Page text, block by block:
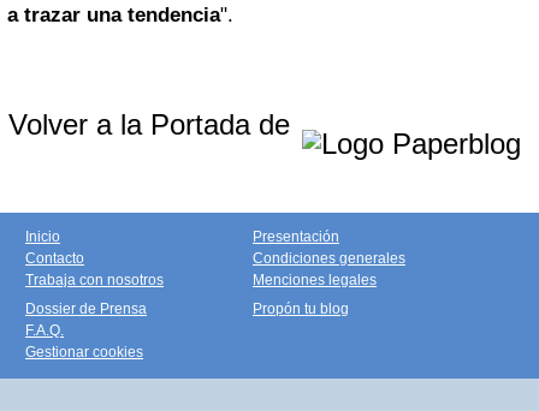
a trazar una tendencia".
Volver a la Portada de
Inicio
Contacto
Trabaja con nosotros
Presentación
Condiciones generales
Menciones legales
Dossier de Prensa
F.A.Q.
Gestionar cookies
Propón tu blog